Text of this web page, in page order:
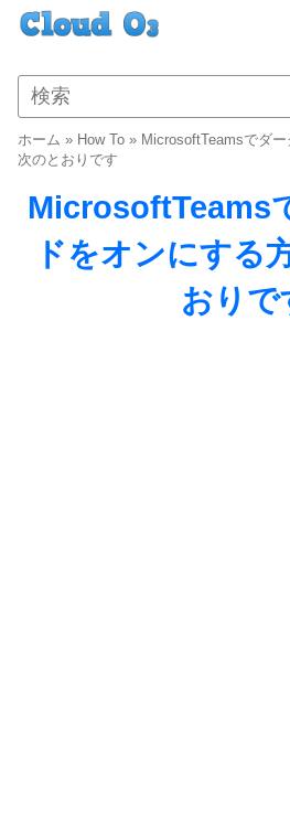
ホーム » How To » MicrosoftTeamsでダ
次のとおりです
MicrosoftTeams
ドをオンにする
おりで